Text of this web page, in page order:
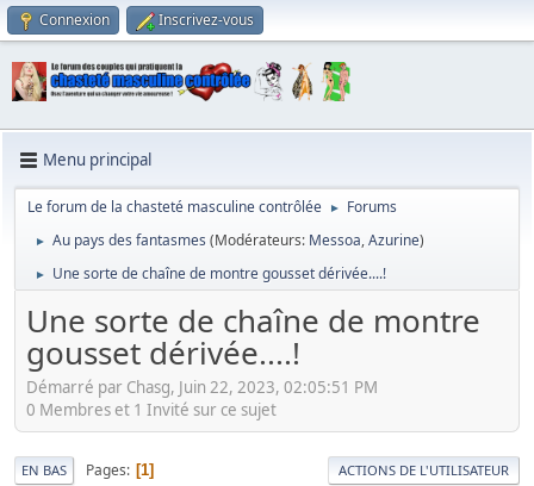
Connexion Inscrivez-vous
Menu principal
Le forum de la chasteté masculine contrôlée ► Forums
► Au pays des fantasmes (Modérateurs: Messoa,Azurine)
► Une sorte de chaîne de montre gousset dérivée....!
Une sorte de chaîne de montre
gousset dérivée....!
Démarré par Chasg, Juin 22, 2023, 02:05:51 PM
0 Membres et 1 Invité sur ce sujet
EN BAS Pages 1 ACTIONS DE L'UTILISATEUR